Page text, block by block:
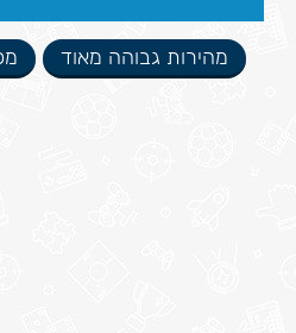
מהירות גבוהה מאוד